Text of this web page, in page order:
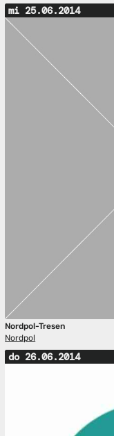
mi 25.06.2014
Nordpol-Tresen
Nordpol
do 26.06.2014